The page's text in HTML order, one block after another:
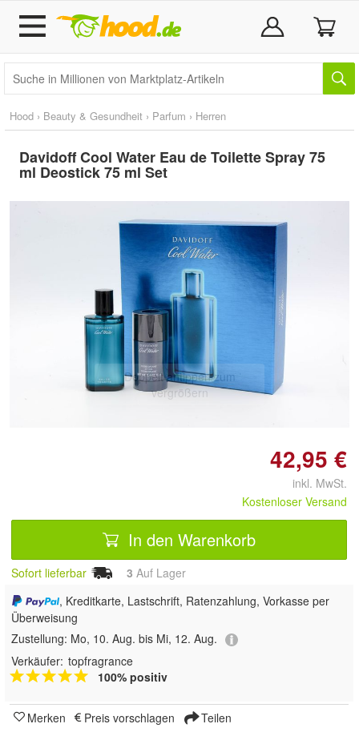
Hood › Beauty & Gesundheit › Parfum › Herren
Davidoff Cool Water Eau de Toilette Spray 75
ml Deostick 75 ml Set
Doppelt antippen zum
vergrößern
42,95 €
inkl. MwSt.
Kostenloser Versand
In den Warenkorb
Sofort lieferbar 3 Auf Lager
, Kreditkarte, Lastschrift, Ratenzahlung, Vorkasse per
Überweisung
Zustellung: Mo, 10. Aug. bis Mi, 12. Aug.
Verkäufer: topfragrance
100% positiv
Merken Preis vorschlagen Teilen